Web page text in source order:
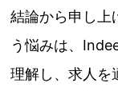
結論から申し上
う悩みは、
理解し、求人を